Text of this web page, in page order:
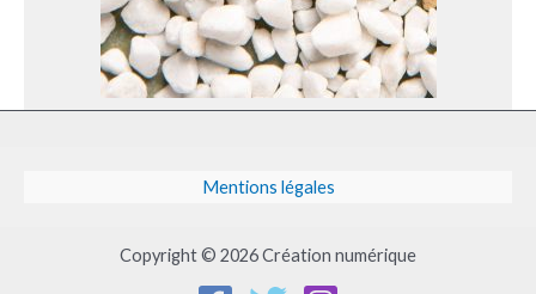
Mentions légales
Copyright © 2026 Création numérique